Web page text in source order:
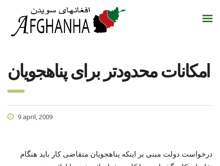
امکانات محدودتر برای پناهجویان
9 april, 2009
درخواست دولت مبنی بر اینکه پناهجویان متقاضی کار باید هنگام